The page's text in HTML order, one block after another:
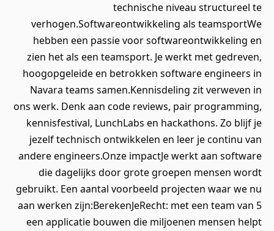
technische niveau structureel te
verhogen.Softwareontwikkeling als teamsportWe
hebben een passie voor softwareontwikkeling en
zien het als een teamsport. Je werkt met gedreven,
hoogopgeleide en betrokken software engineers in
Navara teams samen.Kennisdeling zit verweven in
ons werk. Denk aan code reviews, pair programming,
kennisfestival, LunchLabs en hackathons. Zo blijf je
jezelf technisch ontwikkelen en leer je continu van
andere engineers.Onze impactJe werkt aan software
die dagelijks door grote groepen mensen wordt
gebruikt. Een aantal voorbeeld projecten waar we nu
aan werken zijn:BerekenJeRecht: met een team van 5
een applicatie bouwen die miljoenen mensen helpt